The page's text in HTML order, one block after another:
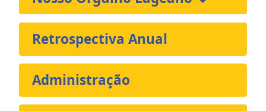
Retrospectiva Anual
Administração